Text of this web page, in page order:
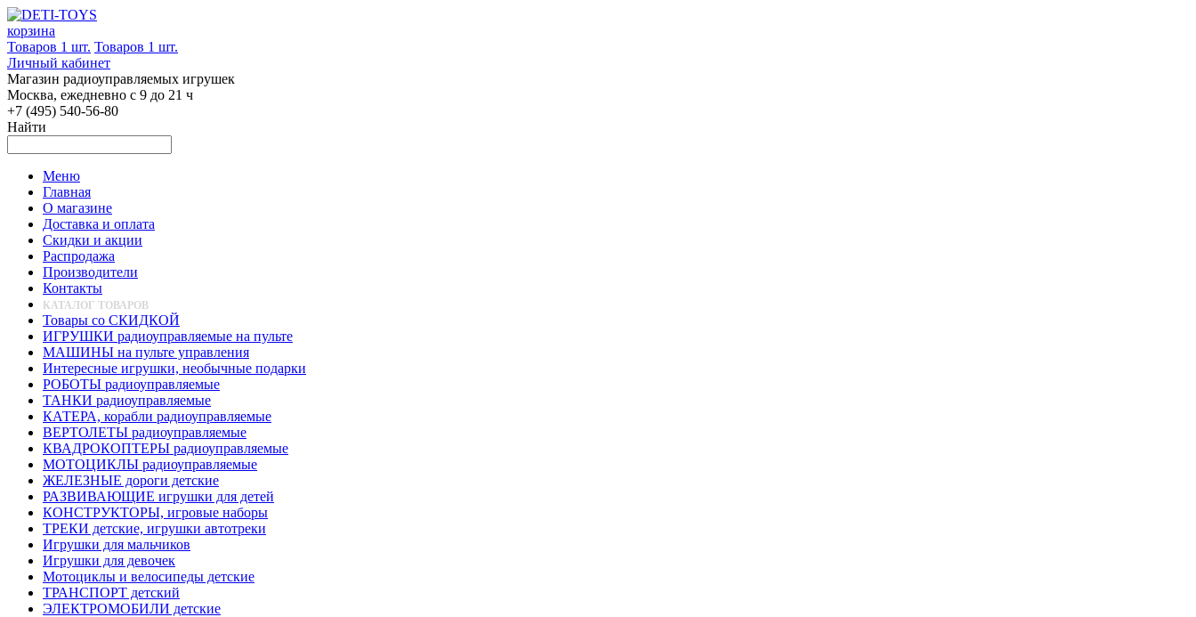
корзина
Товаров 1 шт. Товаров 1 шт.
Личный кабинет
Магазин радиоуправляемых игрушек
Москва, ежедневно с 9 до 21 ч
+7 (495) 540-56-80
Найти
Меню
Главная
О магазине
Доставка и оплата
Скидки и акции
Распродажа
Производители
Контакты
КАТАЛОГ ТОВАРОВ
Товары со СКИДКОЙ
ИГРУШКИ радиоуправляемые на пульте
МАШИНЫ на пульте управления
Интересные игрушки, необычные подарки
РОБОТЫ радиоуправляемые
ТАНКИ радиоуправляемые
КАТЕРА, корабли радиоуправляемые
ВЕРТОЛЕТЫ радиоуправляемые
КВАДРОКОПТЕРЫ радиоуправляемые
МОТОЦИКЛЫ радиоуправляемые
ЖЕЛЕЗНЫЕ дороги детские
РАЗВИВАЮЩИЕ игрушки для детей
КОНСТРУКТОРЫ, игровые наборы
ТРЕКИ детские, игрушки автотреки
Игрушки для мальчиков
Игрушки для девочек
Мотоциклы и велосипеды детские
ТРАНСПОРТ детский
ЭЛЕКТРОМОБИЛИ детские